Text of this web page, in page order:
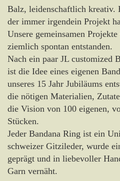
Balz, leidenschaftlich kreativ.
der immer irgendein Projekt
Unsere gemeinsamen
ziemlich spontan entstanden.
Nach ein paar JL customized
ist die Idee eines eigenen
unseres 15 Jahr Jubiläums
die nötigen Materialien,
die Vision von 100 eigenen,
Stücken.
Jeder Bandana Ring ist ein
schweizer Gitzileder, wurde
geprägt und in liebevoller
Garn vernäht.